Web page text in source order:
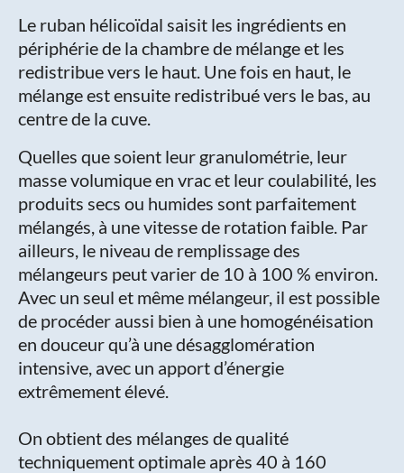
Le ruban hélicoïdal saisit les ingrédients en
périphérie de la chambre de mélange et les
redistribue vers le haut. Une fois en haut, le
mélange est ensuite redistribué vers le bas, au
centre de la cuve.
Quelles que soient leur granulométrie, leur
masse volumique en vrac et leur coulabilité, les
produits secs ou humides sont parfaitement
mélangés, à une vitesse de rotation faible. Par
ailleurs, le niveau de remplissage des
mélangeurs peut varier de 10 à 100 % environ.
Avec un seul et même mélangeur, il est possible
de procéder aussi bien à une homogénéisation
en douceur qu’à une désagglomération
intensive, avec un apport d’énergie
extrêmement élevé.
On obtient des mélanges de qualité
techniquement optimale après 40 à 160